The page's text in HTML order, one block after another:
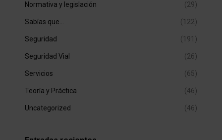
Normativa y legislación (29)
Sabías que… (122)
Seguridad (191)
Seguridad Vial (26)
Servicios (65)
Teoría y Práctica (46)
Uncategorized (46)